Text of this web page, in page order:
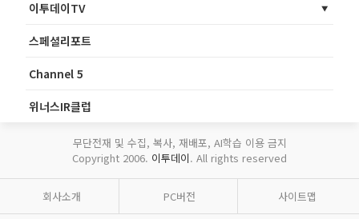
이투데이TV
스페셜리포트
Channel 5
위너스IR클럽
무단전재 및 수집, 복사, 재배포, AI학습 이용 금지
Copyright 2006. 이투데이. All rights reserved
회사소개 PC버전 사이트맵